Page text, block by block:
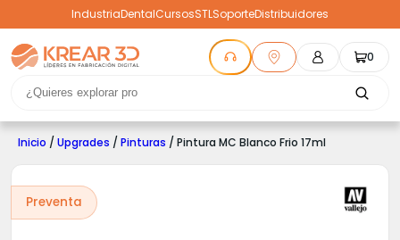
IndustriaDentalCursosSTLSoporteDistribuidores
0
Inicio / Upgrades / Pinturas / Pintura MC Blanco Frio 17ml
Preventa